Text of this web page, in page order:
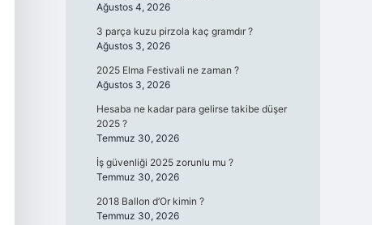
Ağustos 4, 2026
3 parça kuzu pirzola kaç gramdır ?
Ağustos 3, 2026
2025 Elma Festivali ne zaman ?
Ağustos 3, 2026
Hesaba ne kadar para gelirse takibe düşer
2025 ?
Temmuz 30, 2026
İş güvenliği 2025 zorunlu mu ?
Temmuz 30, 2026
2018 Ballon d’Or kimin ?
Temmuz 30, 2026